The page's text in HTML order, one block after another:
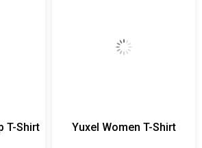
T-Shirt Yuxel Women T-Shirt